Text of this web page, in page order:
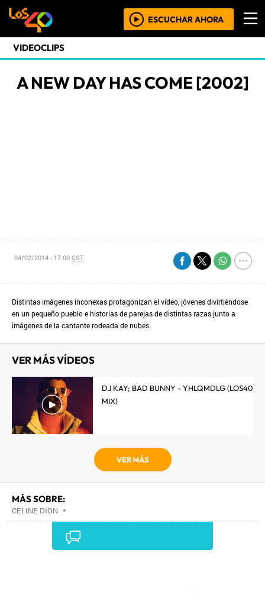
ESCUCHAR AHORA
VIDEOCLIPS
A NEW DAY HAS COME [2002]
04/02/2014 - 17:00CST
Distintas imágenes inconexas protagonizan el video, jóvenes divirtiéndose
en un pequeño pueblo e historias de parejas de distintas razas junto a
imágenes de la cantante rodeada de nubes.
VER MÁS VÍDEOS
DJ KAY; BAD BUNNY - YHLQMDLG (LOS40
MIX)
VER MÁS
MÁS SOBRE:
CELINE DION •